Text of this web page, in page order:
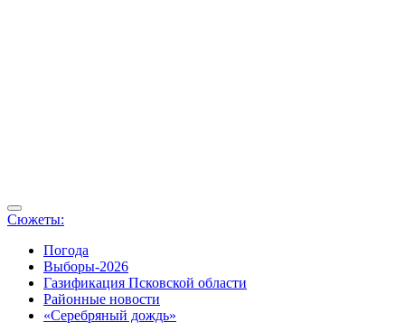
Сюжеты:
Погода
Выборы-2026
Газификация Псковской области
Районные новости
«Серебряный дождь»